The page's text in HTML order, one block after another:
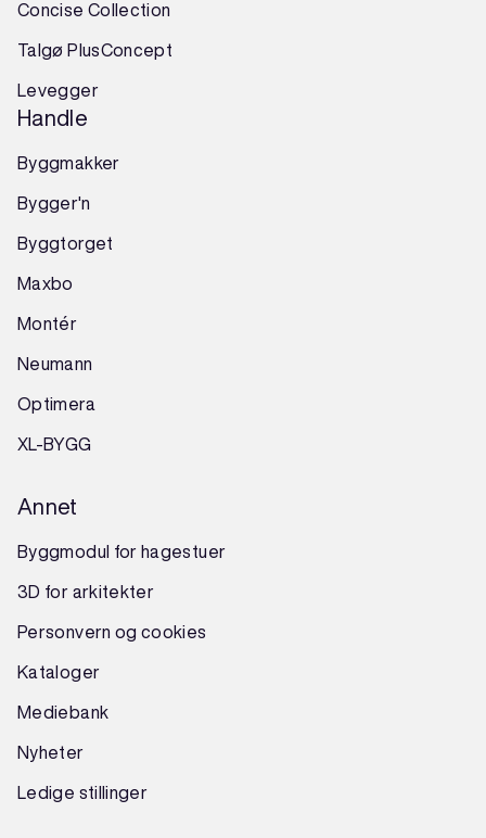
Concise Collection
Talgø PlusConcept
Levegger
Handle
Byggmakker
Bygger'n
Byggtorget
Maxbo
Montér
Neumann
Optimera
XL-BYGG
Annet
Byggmodul for hagestuer
3D for arkitekter
Personvern og cookies
Kataloger
Mediebank
Nyheter
Ledige stillinger